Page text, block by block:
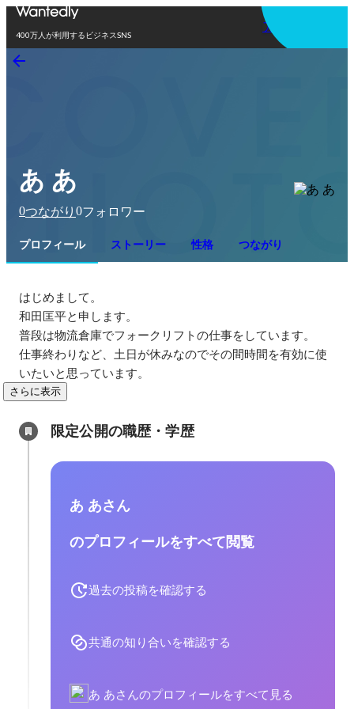
400万人が利用するビジネスSNS
アプリを使う
あ あ
0つながり 0フォロワー
プロフィール ストーリー 性格 つながり
はじめまして。
和田匡平と申します。
普段は物流倉庫でフォークリフトの仕事をしています。
仕事終わりなど、土日が休みなのでその間時間を有効に使
いたいと思っています。
さらに表示
限定公開の職歴・学歴
あ あさん
のプロフィールをすべて閲覧
過去の投稿を確認する
共通の知り合いを確認する
あ あさんのプロフィールをすべて見る